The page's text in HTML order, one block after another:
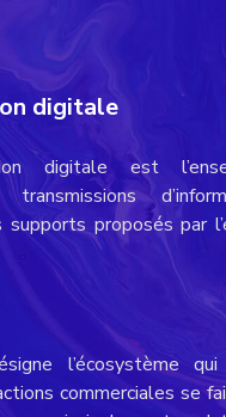
digitale
digitale est
supports proposés par
l’écosystème
commerciales se